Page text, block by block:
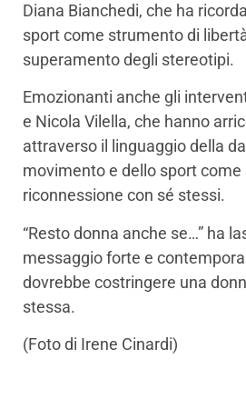
Diana Bianchedi, che ha
sport come strumento di
superamento degli stereotipi.
Emozionanti anche gli
e Nicola Vilella, che hanno
attraverso il linguaggio della
movimento e dello sport
riconnessione con sé stessi.
“Resto donna anche se…” ha
messaggio forte e
dovrebbe costringere una
stessa.
(Foto di Irene Cinardi)